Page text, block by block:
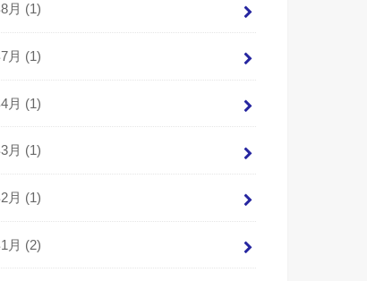
月 (1)
月 (1)
月 (1)
月 (1)
月 (1)
月 (2)